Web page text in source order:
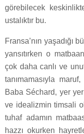
görebilecek
ustalıktır bu.
Fransa’nın yaşadığı
yansıtırken o
çok daha canlı ve
tanımamasıyla
Baba Séchard, yer
ve idealizmin timsali
tuhaf adamın
hazzı okurken